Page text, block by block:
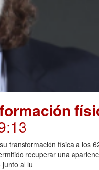
transformación física a los
recuperar una
junto al lu